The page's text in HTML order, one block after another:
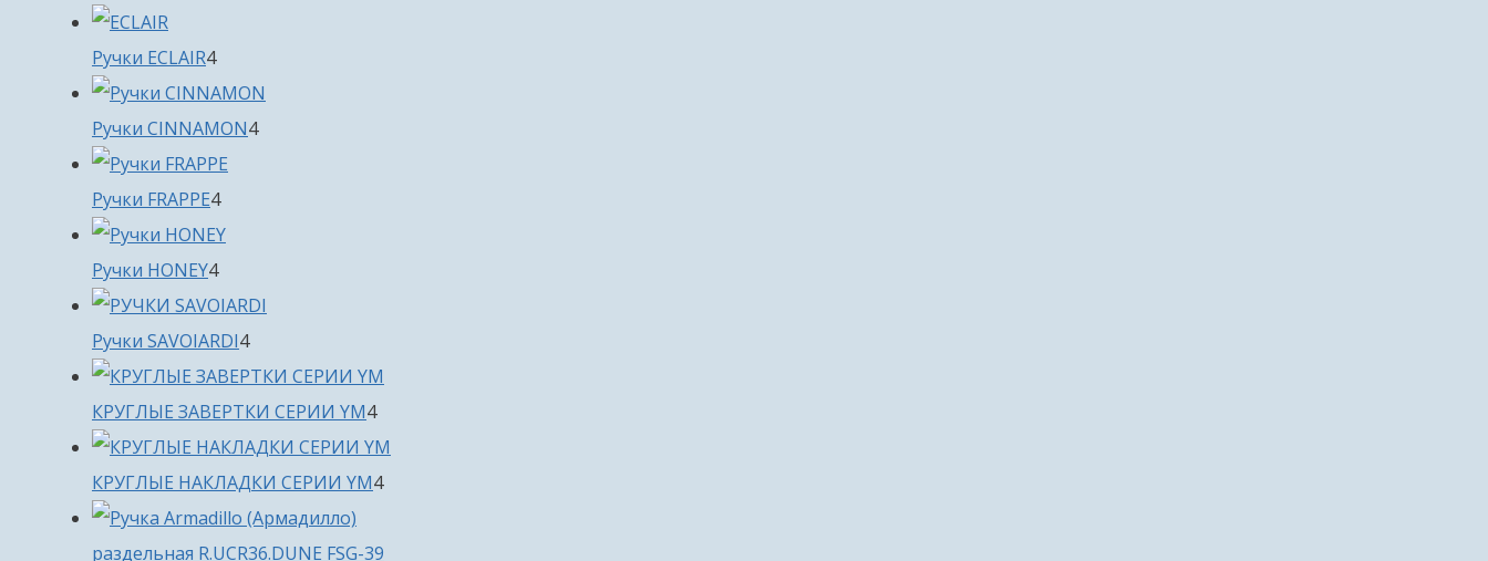
Ручки ECLAIR44
товара
Ручки CINNAMON44
Ручки FRAPPE44
товара
Ручки HONEY44
товара
Ручки SAVOIARDI44
товара
КРУГЛЫЕ ЗАВЕРТКИ СЕРИИ YM44
товара
КРУГЛЫЕ НАКЛАДКИ СЕРИИ YM44